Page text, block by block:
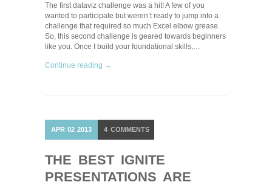
The first dataviz challenge was a hit! A few of you
wanted to participate but weren’t ready to jump into a
challenge that required so much Excel elbow grease.
So, this second challenge is geared towards beginners
like you. Once I build your foundational skills,…
Continue reading →
APR 02 2013 4 COMMENTS
THE BEST IGNITE
PRESENTATIONS ARE